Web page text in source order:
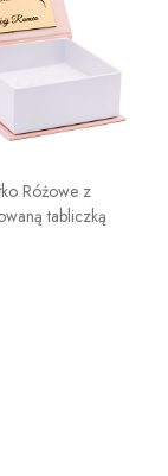
Różowe z
tabliczką